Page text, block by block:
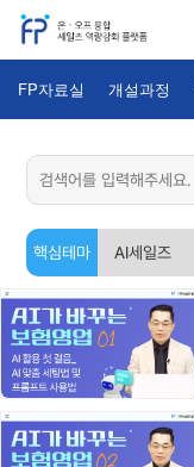
FP자료실 개설과정
핵심테마